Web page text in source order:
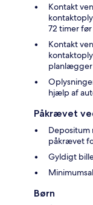
Kontakt
72 timer
Kontakt
planlægger
hjælp af
Påkrævet
påkrævet
Gyldigt
Børn